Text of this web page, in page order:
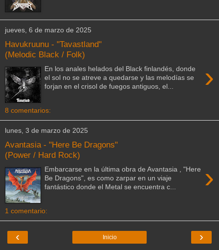
jueves, 6 de marzo de 2025
Havukruunu - "Tavastland"
(Melodic Black / Folk)
›
En los anales helados del Black finlandés, donde
el sol no se atreve a quedarse y las melodías se
forjan en el crisol de fuegos antiguos, el...
8 comentarios:
lunes, 3 de marzo de 2025
Avantasia - "Here Be Dragons"
(Power / Hard Rock)
›
Embarcarse en la última obra de Avantasia , "Here
Be Dragons", es como zarpar en un viaje
fantástico donde el Metal se encuentra c...
1 comentario:
‹ ›
Inicio